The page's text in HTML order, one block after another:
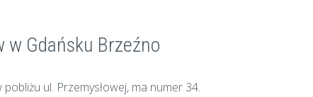
w Gdańsku Brzeźno
ul. Przemysłowej, ma numer 34.